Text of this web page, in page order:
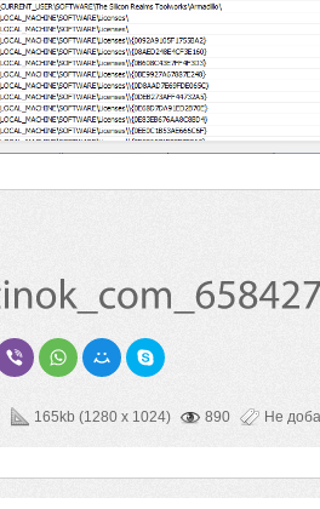
165kb (1280 x 1024) 890 Не